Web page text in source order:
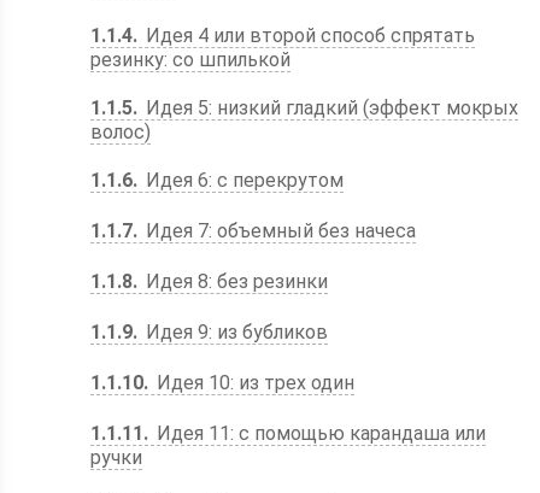
1.1.4
Идея 4 или второй способ спрятать
резинку: со шпилькой
1.1.5
Идея 5: низкий гладкий (эффект мокрых
волос)
1.1.6 Идея 6: с перекрутом
1.1.7 Идея 7: объемный без начеса
1.1.8 Идея 8: без резинки
1.1.9 Идея 9: из бубликов
1.1.10 Идея 10: из трех один
1.1.11
Идея 11: с помощью карандаша или
ручки